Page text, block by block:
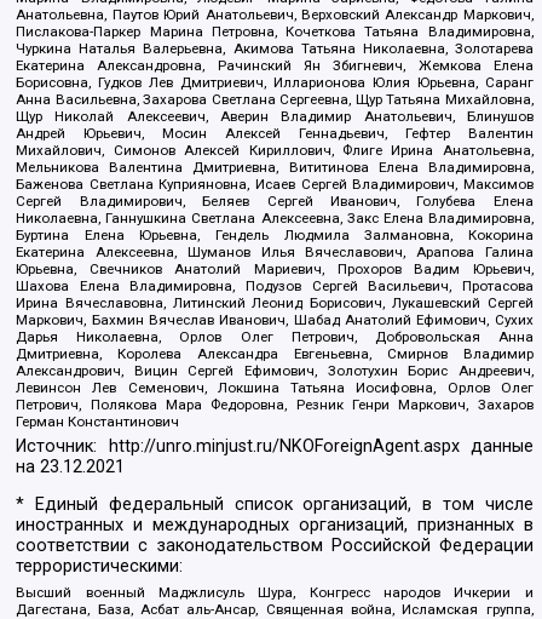
Анатольевна, Паутов Юрий Анатольевич, Верховский Александр Маркович,
Пислакова-Паркер Марина Петровна, Кочеткова Татьяна Владимировна,
Чуркина Наталья Валерьевна, Акимова Татьяна Николаевна, Золотарева
Екатерина Александровна, Рачинский Ян Збигневич, Жемкова Елена
Борисовна, Гудков Лев Дмитриевич, Илларионова Юлия Юрьевна, Саранг
Анна Васильевна, Захарова Светлана Сергеевна, Щур Татьяна Михайловна,
Щур Николай Алексеевич, Аверин Владимир Анатольевич, Блинушов
Андрей Юрьевич, Мосин Алексей Геннадьевич, Гефтер Валентин
Михайлович, Симонов Алексей Кириллович, Флиге Ирина Анатольевна,
Мельникова Валентина Дмитриевна, Вититинова Елена Владимировна,
Баженова Светлана Куприяновна, Исаев Сергей Владимирович, Максимов
Сергей Владимирович, Беляев Сергей Иванович, Голубева Елена
Николаевна, Ганнушкина Светлана Алексеевна, Закс Елена Владимировна,
Буртина Елена Юрьевна, Гендель Людмила Залмановна, Кокорина
Екатерина Алексеевна, Шуманов Илья Вячеславович, Арапова Галина
Юрьевна, Свечников Анатолий Мариевич, Прохоров Вадим Юрьевич,
Шахова Елена Владимировна, Подузов Сергей Васильевич, Протасова
Ирина Вячеславовна, Литинский Леонид Борисович, Лукашевский Сергей
Маркович, Бахмин Вячеслав Иванович, Шабад Анатолий Ефимович, Сухих
Дарья Николаевна, Орлов Олег Петрович, Добровольская Анна
Дмитриевна, Королева Александра Евгеньевна, Смирнов Владимир
Александрович, Вицин Сергей Ефимович, Золотухин Борис Андреевич,
Левинсон Лев Семенович, Локшина Татьяна Иосифовна, Орлов Олег
Петрович, Полякова Мара Федоровна, Резник Генри Маркович, Захаров
Герман Константинович
Источник: http://unro.minjust.ru/NKOForeignAgent.aspxданные
на23.12.2021
* Единый федеральный список организаций, в том числе
иностранных и международных организаций, признанных в
соответствии с законодательством Российской Федерации
террористическими:
Высший военный Маджлисуль Шура, Конгресс народов Ичкерии и
Дагестана, База, Асбат аль-Ансар, Священная война, Исламская группа,